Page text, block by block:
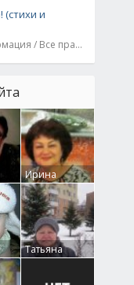
и
19.06.21, Информация / Все праздники
Ирина
Бруцкая41
Татьяна
Крючкова0